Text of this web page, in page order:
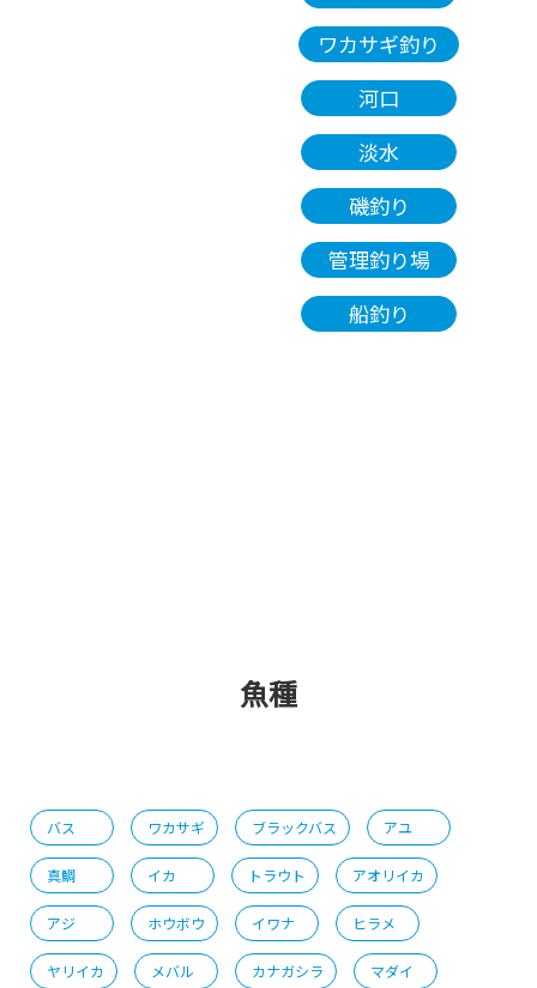
ワカサギ釣り
河口
淡水
磯釣り
管理釣り場
船釣り
魚種
バス ワカサギ ブラックバス アユ
真鯛 イカ トラウト アオリイカ
アジ ホウボウ イワナ ヒラメ
ヤリイカ メバル カナガシラ マダイ